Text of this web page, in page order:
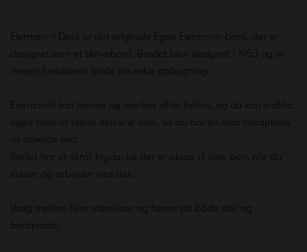
Eiermann1 Desk er det originale Egon Eiermann-bord, der er
designet som et skrivebord. Bordet blev designet i 1953 og er
meget funktionelt trods sin enkle opbygning.
Eiermann1 kan hæves og sænkes efter behov, og du kan endda
nøjes med at hæve den ene side, så du har en skrå bordplade
at arbejde ved.
Stellet har et skråt kryds, så der er plads til dine ben, når du
sidder og arbejder ved det.
Vælg mellem flere størrelser og farver på både stel og
bordplade.